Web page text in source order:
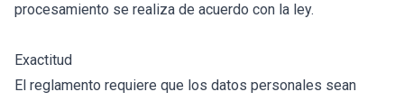
procesamiento se realiza de acuerdo con la ley.
Exactitud
El reglamento requiere que los datos personales sean